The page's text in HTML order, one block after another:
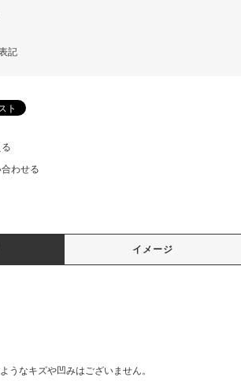
記
わせる
イメージ
うなキズや凹みはございません。